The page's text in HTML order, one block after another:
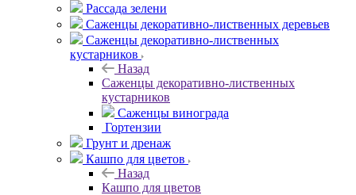
Рассада зелени
Саженцы декоративно-лиственных деревьев
Саженцы декоративно-лиственных
кустарников
Назад
Саженцы декоративно-лиственных
кустарников
Саженцы винограда
Гортензии
Грунт и дренаж
Кашпо для цветов
Назад
Кашпо для цветов